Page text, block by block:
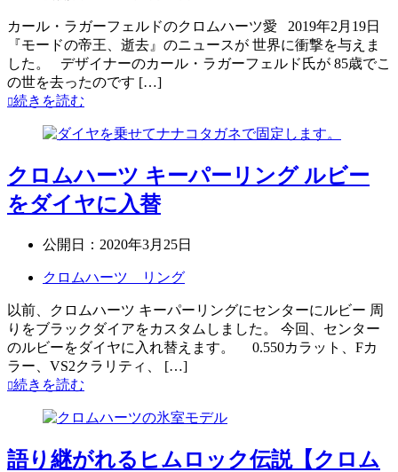
カール・ラガーフェルドのクロムハーツ愛 2019年2月19日
『モードの帝王、逝去』のニュースが 世界に衝撃を与えま
した。 デザイナーのカール・ラガーフェルド氏が 85歳でこ
の世を去ったのです […]
続きを読む
クロムハーツ キーパーリング ルビー
をダイヤに入替
公開日： 2020年3月25日
クロムハーツ リング
以前、クロムハーツ キーパーリングにセンターにルビー 周
りをブラックダイアをカスタムしました。 今回、センター
のルビーをダイヤに入れ替えます。 0.550カラット、Fカ
ラー、VS2クラリティ、 […]
続きを読む
語り継がれるヒムロック伝説【クロム